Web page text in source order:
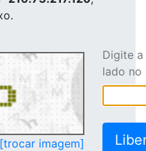
[trocar imagem]
Digite
lado no